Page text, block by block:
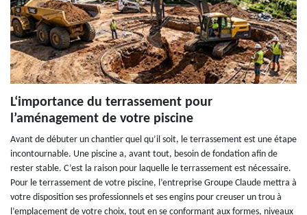
L‘importance du terrassement pour
l’aménagement de votre piscine
Avant de débuter un chantier quel qu’il soit, le terrassement est une étape
incontournable. Une piscine a, avant tout, besoin de fondation afin de
rester stable. C’est la raison pour laquelle le terrassement est nécessaire.
Pour le terrassement de votre piscine, l’entreprise Groupe Claude mettra à
votre disposition ses professionnels et ses engins pour creuser un trou à
l’emplacement de votre choix, tout en se conformant aux formes, niveaux